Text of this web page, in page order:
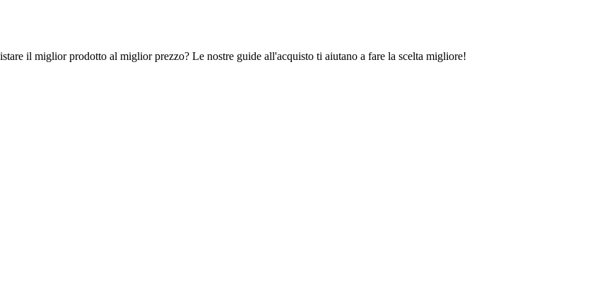
il miglior prodotto al miglior prezzo? Le nostre guide all'acquisto ti aiutano a fare la scelta migliore!